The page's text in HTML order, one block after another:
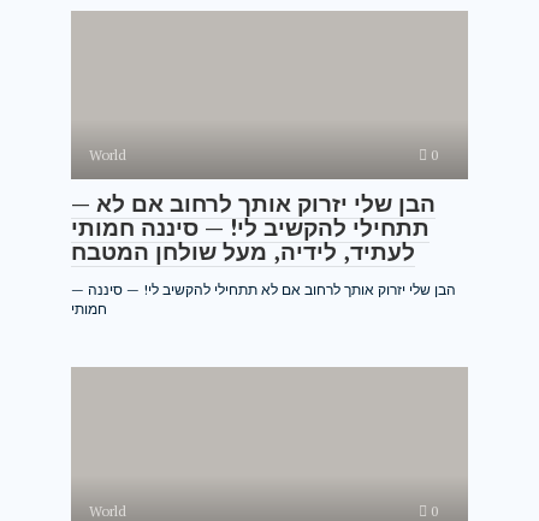
World 0
— הבן שלי יזרוק אותך לרחוב אם לא
תתחילי להקשיב לי! — סיננה חמותי
לעתיד, לידיה, מעל שולחן המטבח
— הבן שלי יזרוק אותך לרחוב אם לא תתחילי להקשיב לי! — סיננה
חמותי
World 0